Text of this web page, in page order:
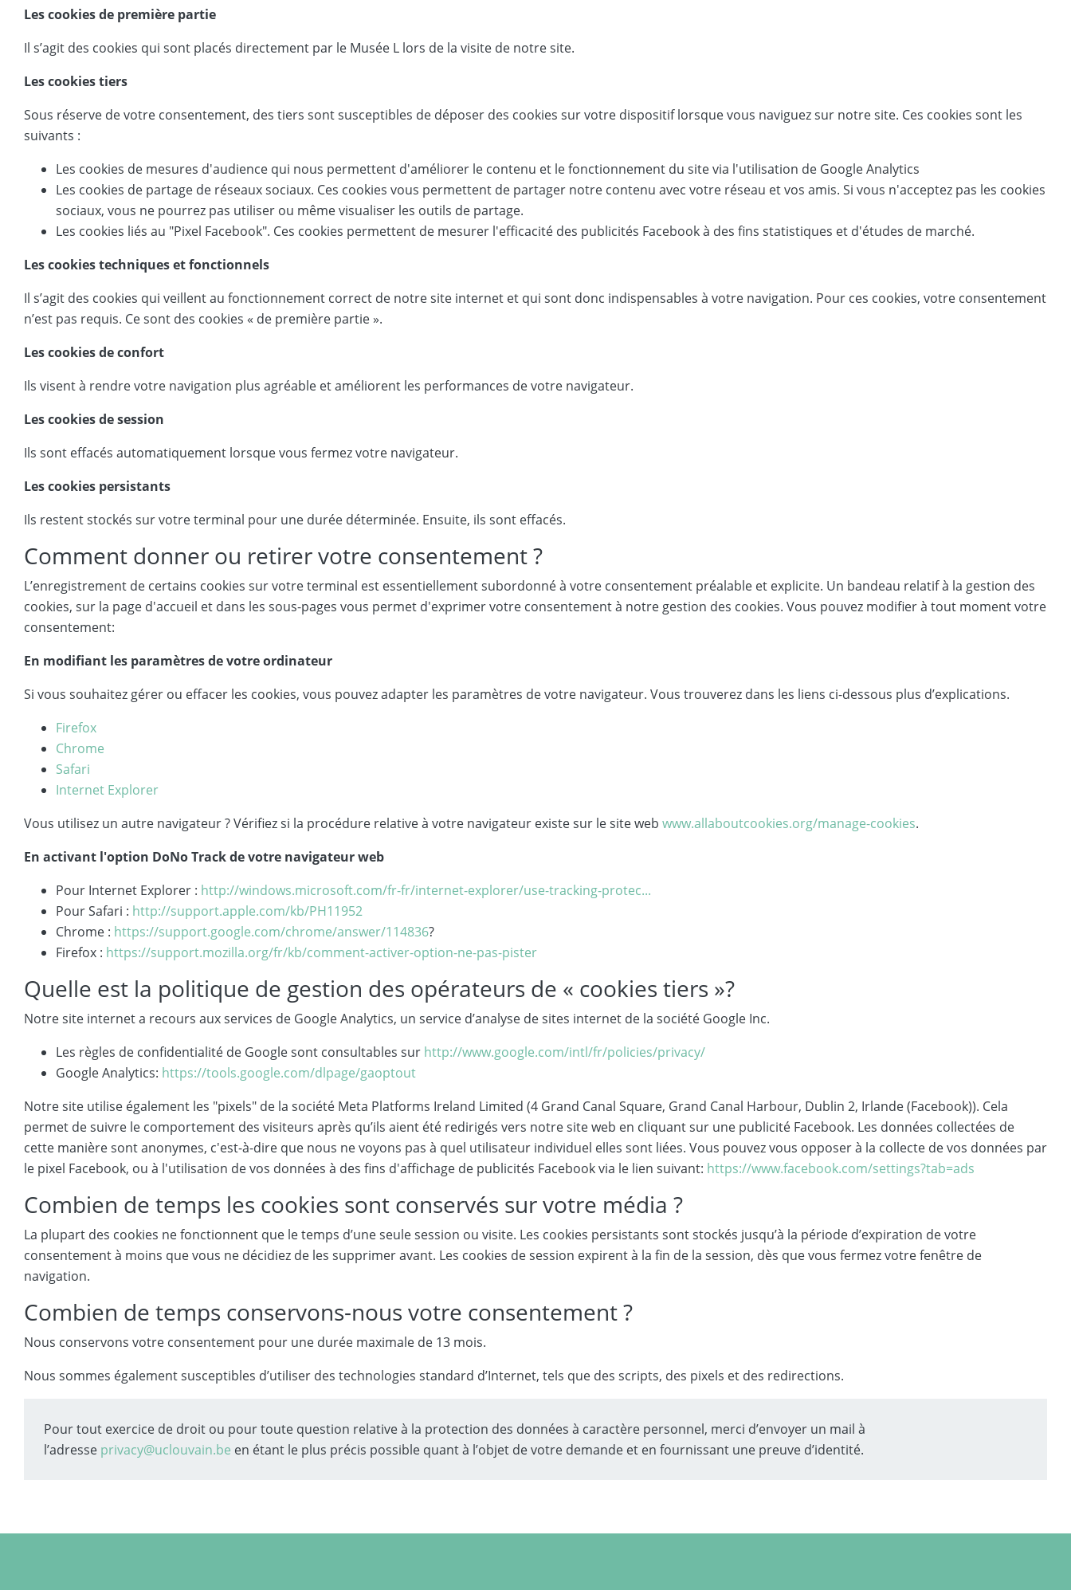
Les cookies de première partie
Il s’agit des cookies qui sont placés directement par le Musée L lors de la visite de notre site.
Les cookies tiers
Sous réserve de votre consentement, des tiers sont susceptibles de déposer des cookies sur votre dispositif lorsque vous naviguez sur notre site. Ces cookies sont les
suivants :
Les cookies de mesures d'audience qui nous permettent d'améliorer le contenu et le fonctionnement du site via l'utilisation de Google Analytics
Les cookies de partage de réseaux sociaux. Ces cookies vous permettent de partager notre contenu avec votre réseau et vos amis. Si vous n'acceptez pas les cookies
sociaux, vous ne pourrez pas utiliser ou même visualiser les outils de partage.
Les cookies liés au "Pixel Facebook". Ces cookies permettent de mesurer l'efficacité des publicités Facebook à des fins statistiques et d'études de marché.
Les cookies techniques et fonctionnels
Il s’agit des cookies qui veillent au fonctionnement correct de notre site internet et qui sont donc indispensables à votre navigation. Pour ces cookies, votre consentement
n’est pas requis. Ce sont des cookies « de première partie ».
Les cookies de confort
Ils visent à rendre votre navigation plus agréable et améliorent les performances de votre navigateur.
Les cookies de session
Ils sont effacés automatiquement lorsque vous fermez votre navigateur.
Les cookies persistants
Ils restent stockés sur votre terminal pour une durée déterminée. Ensuite, ils sont effacés.
Comment donner ou retirer votre consentement ?
L’enregistrement de certains cookies sur votre terminal est essentiellement subordonné à votre consentement préalable et explicite. Un bandeau relatif à la gestion des
cookies, sur la page d'accueil et dans les sous-pages vous permet d'exprimer votre consentement à notre gestion des cookies. Vous pouvez modifier à tout moment votre
consentement:
En modifiant les paramètres de votre ordinateur
Si vous souhaitez gérer ou effacer les cookies, vous pouvez adapter les paramètres de votre navigateur. Vous trouverez dans les liens ci-dessous plus d’explications.
Firefox
Chrome
Safari
Internet Explorer
Vous utilisez un autre navigateur ? Vérifiez si la procédure relative à votre navigateur existe sur le site web www.allaboutcookies.org/manage-cookies.
En activant l'option DoNo Track de votre navigateur web
Pour Internet Explorer : http://windows.microsoft.com/fr-fr/internet-explorer/use-tracking-protec...
Pour Safari : http://support.apple.com/kb/PH11952
Chrome : https://support.google.com/chrome/answer/114836?
Firefox : https://support.mozilla.org/fr/kb/comment-activer-option-ne-pas-pister
Quelle est la politique de gestion des opérateurs de « cookies tiers »?
Notre site internet a recours aux services de Google Analytics, un service d’analyse de sites internet de la société Google Inc.
Les règles de confidentialité de Google sont consultables sur http://www.google.com/intl/fr/policies/privacy/
Google Analytics: https://tools.google.com/dlpage/gaoptout
Notre site utilise également les "pixels" de la société Meta Platforms Ireland Limited (4 Grand Canal Square, Grand Canal Harbour, Dublin 2, Irlande (Facebook)). Cela
permet de suivre le comportement des visiteurs après qu’ils aient été redirigés vers notre site web en cliquant sur une publicité Facebook. Les données collectées de
cette manière sont anonymes, c'est-à-dire que nous ne voyons pas à quel utilisateur individuel elles sont liées. Vous pouvez vous opposer à la collecte de vos données par
le pixel Facebook, ou à l'utilisation de vos données à des fins d'affichage de publicités Facebook via le lien suivant: https://www.facebook.com/settings?tab=ads
Combien de temps les cookies sont conservés sur votre média ?
La plupart des cookies ne fonctionnent que le temps d’une seule session ou visite. Les cookies persistants sont stockés jusqu’à la période d’expiration de votre
consentement à moins que vous ne décidiez de les supprimer avant. Les cookies de session expirent à la fin de la session, dès que vous fermez votre fenêtre de
navigation.
Combien de temps conservons-nous votre consentement ?
Nous conservons votre consentement pour une durée maximale de 13 mois.
Nous sommes également susceptibles d’utiliser des technologies standard d’Internet, tels que des scripts, des pixels et des redirections.
Pour tout exercice de droit ou pour toute question relative à la protection des données à caractère personnel, merci d’envoyer un mail à
l’adresse privacy@uclouvain.be en étant le plus précis possible quant à l’objet de votre demande et en fournissant une preuve d’identité.